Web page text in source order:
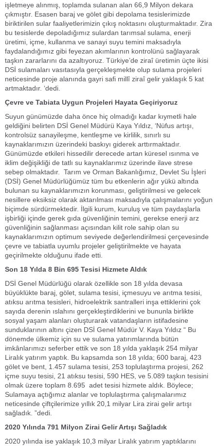
işletmeye alınmış, toplamda sulanan alan 66,9 Milyon dekara
çıkmıştır. Esasen baraj ve gölet gibi depolama tesislerimizde
biriktirilen sular faaliyetlerimizin çıkış noktasını oluşturmaktadır. Zira
bu tesislerde depoladığımız sulardan tarımsal sulama, enerji
üretimi, içme, kullanma ve sanayi suyu temini maksadıyla
faydalandığımız gibi feyezan akımlarının kontrolünü sağlayarak
taşkın zararlarını da azaltıyoruz. Türkiye’de ziraî üretimin üçte ikisi
DSİ sulamaları vasıtasıyla gerçekleşmekte olup sulama projeleri
neticesinde proje alanında gayri safi millî ziraî gelir yaklaşık 5 kat
artmaktadır. ‘dedi.
Çevre ve Tabiata Uygun Projeleri Hayata Geçiriyoruz
Suyun günümüzde daha önce hiç olmadığı kadar kıymetli hale
geldiğini belirten DSİ Genel Müdürü Kaya Yıldız, ‘Nüfus artışı,
kontrolsüz sanayileşme, kentleşme ve kirlilik, sınırlı su
kaynaklarımızın üzerindeki baskıyı giderek arttırmaktadır.
Günümüzde etkileri hissedilir derecede artan küresel ısınma ve
iklim değişikliği de tatlı su kaynaklarımız üzerinde ilave strese
sebep olmaktadır. Tarım ve Orman Bakanlığımız, Devlet Su İşleri
(DSİ) Genel Müdürlüğümüz tüm bu etkenlerin ağır yükü altında
bulunan su kaynaklarımızın korunması, geliştirilmesi ve gelecek
nesillere eksiksiz olarak aktarılması maksadıyla çalışmalarını yoğun
biçimde sürdürmektedir. İlgili kurum, kuruluş ve tüm paydaşlarla
işbirliği içinde gerek gıda güvenliğinin temini, gerekse enerji arz
güvenliğinin sağlanması açısından kilit role sahip olan su
kaynaklarımızın optimum seviyede değerlendirilmesi çerçevesinde
çevre ve tabiatla uyumlu projeler geliştirilmekte ve hayata
geçirilmekte olduğunu ifade etti.
Son 18 Yılda 8 Bin 695 Tesisi Hizmete Aldık
DSİ Genel Müdürlüğü olarak özellikle son 18 yılda devasa
büyüklükte baraj, gölet, sulama tesisi, içmesuyu ve arıtma tesisi,
atıksu arıtma tesisleri, hidroelektrik santralleri inşa ettiklerini çok
sayıda derenin ıslahını gerçekleştirdiklerini ve bununla birlikte
sosyal yaşam alanları oluşturarak vatandaşların istifadesine
sunduklarının altını çizen DSİ Genel Müdür V. Kaya Yıldız “ Bu
dönemde ülkemiz için su ve sulama yatırımlarında bütün
imkânlarımızı seferber ettik ve son 18 yılda yaklaşık 254 milyar
Liralık yatırım yaptık. Bu kapsamda son 18 yılda; 600 baraj, 423
gölet ve bent, 1.457 sulama tesisi, 253 toplulaştırma projesi, 262
içme suyu tesisi, 21 atıksu tesisi, 590 HES, ve 5.089 taşkın tesisini
olmak üzere toplam 8.695 adet tesisi hizmete aldık. Böylece;
Sulamaya açtığımız alanlar ve toplulaştırma çalışmalarımız
neticesinde çiftçilerimize yıllık 20,1 milyar Lira zirai gelir artışı
sağladık. ”dedi.
2020 Yılında 791 Milyon Zirai Gelir Artışı Sağladık
2020 yılında ise yaklaşık 10,3 milyar Liralık yatırım yaptıklarını